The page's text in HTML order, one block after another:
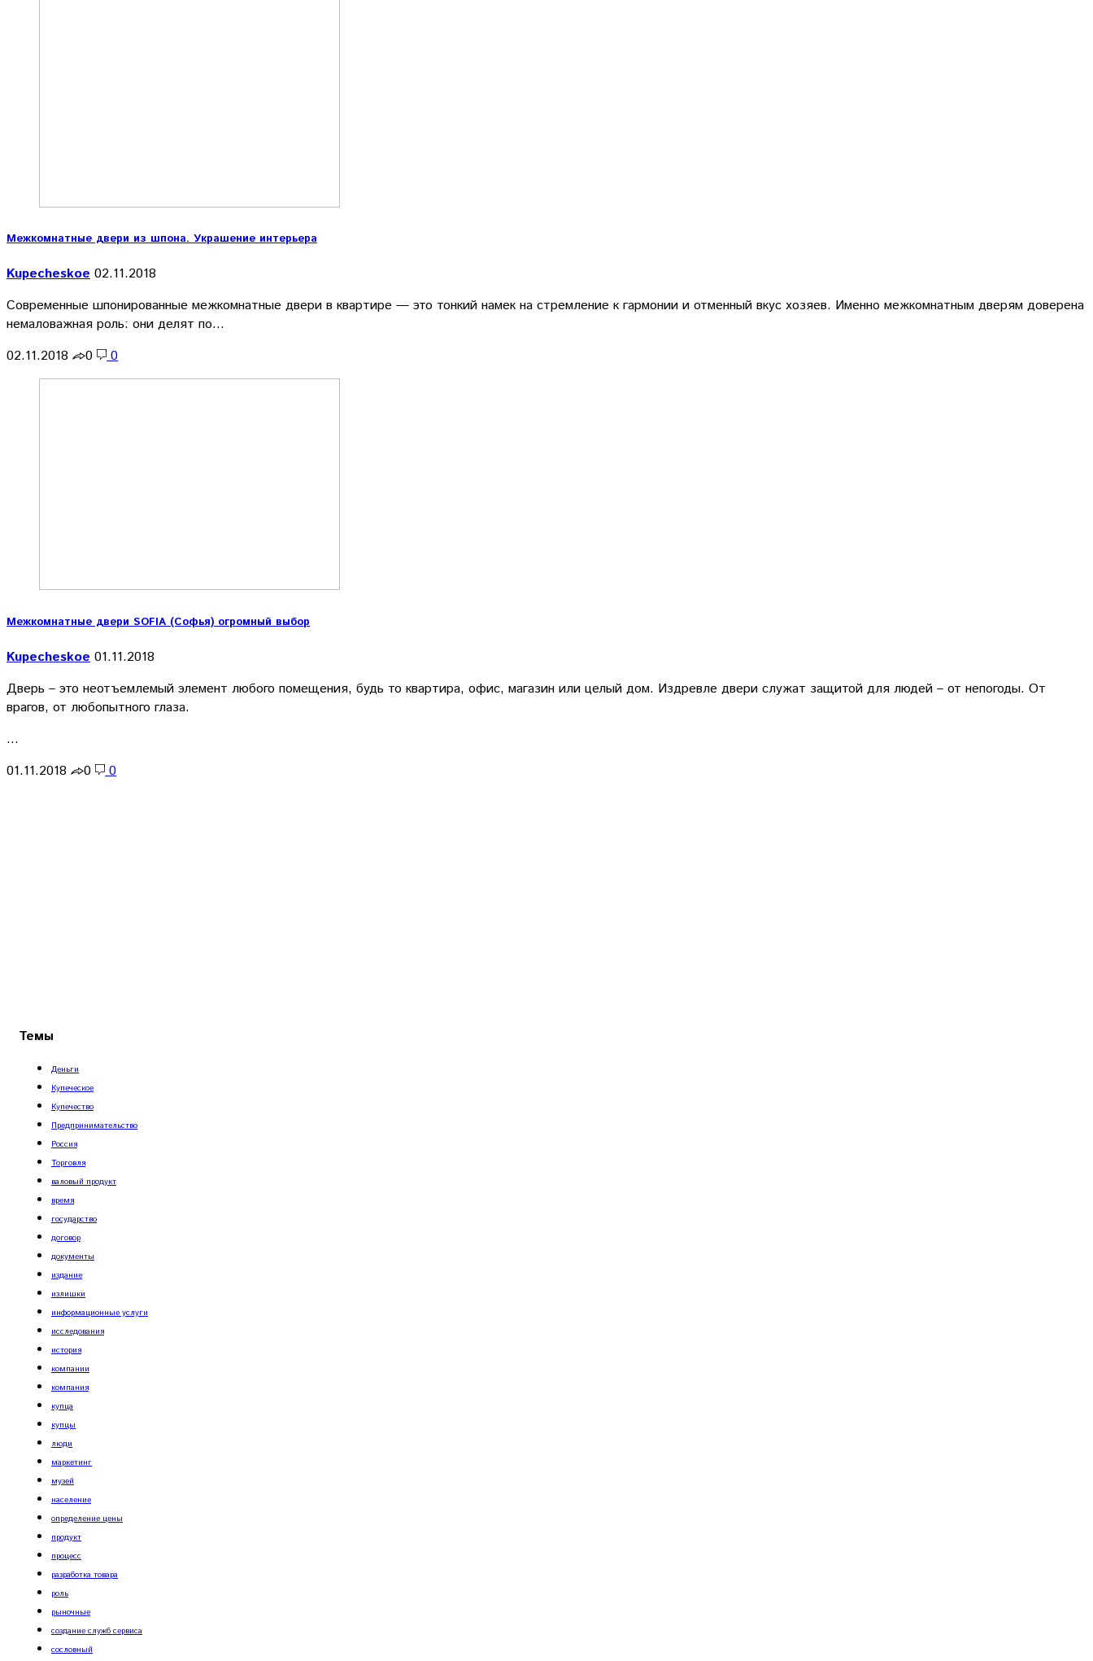
Межкомнатные двери из шпона. Украшение интерьера
Kupecheskoe 02.11.2018
Современные шпонированные межкомнатные двери в квартире — это тонкий намек на стремление к гармонии и отменный вкус хозяев. Именно межкомнатным дверям доверена
немаловажная роль: они делят по…
02.11.2018
0 0
Межкомнатные двери SOFIA (Софья) огромный выбор
Kupecheskoe 01.11.2018
Дверь – это неотъемлемый элемент любого помещения, будь то квартира, офис, магазин или целый дом. Издревле двери служат защитой для людей – от непогоды. От
врагов, от любопытного глаза.
…
01.11.2018
0 0
Темы
Деньги
Купеческое
Купечество
Предпринимательство
Россия
Торговля
валовый продукт
время
государство
договор
документы
издание
излишки
информационные услуги
исследования
история
компании
компания
купца
купцы
люди
маркетинг
музей
население
определение цены
продукт
процесс
разработка товара
роль
рыночные
создание служб сервиса
сословный